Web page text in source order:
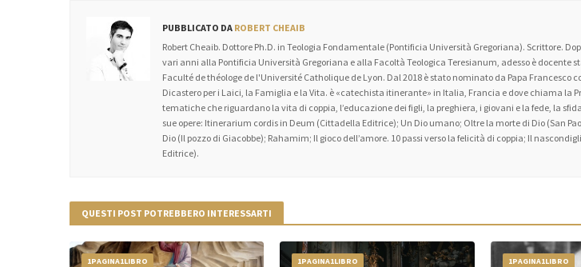
PUBBLICATO DA ROBERT CHEAIB
Robert Cheaib. Dottore Ph.D. in Teologia Fondamentale (Pontificia Università Gregoriana). Scrittore.
vari anni alla Pontificia Università Gregoriana e alla Facoltà Teologica Teresianum, adesso è docente
Faculté de théologe de l'Université Catholique de Lyon. Dal 2018 è stato nominato da Papa Francesco
Dicastero per i Laici, la Famiglia e la Vita. è «catechista itinerante» in Italia, Francia e dove chiama la
tematiche che riguardano la vita di coppia, l’educazione dei figli, la preghiera, i giovani e la fede, la
sue opere: Itinerarium cordis in Deum (Cittadella Editrice); Un Dio umano; Oltre la morte di Dio (San
Dio (Il pozzo di Giacobbe); Rahamim; Il gioco dell’amore. 10 passi verso la felicità di coppia; Il
Editrice).
QUESTI POST POTREBBERO INTERESSARTI
1PAGINA1LIBRO 1PAGINA1LIBRO 1PAGINA1LIBRO